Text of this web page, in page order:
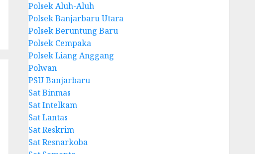
Polsek Aluh-Aluh
Polsek Banjarbaru Utara
Polsek Beruntung Baru
Polsek Cempaka
Polsek Liang Anggang
Polwan
PSU Banjarbaru
Sat Binmas
Sat Intelkam
Sat Lantas
Sat Reskrim
Sat Resnarkoba